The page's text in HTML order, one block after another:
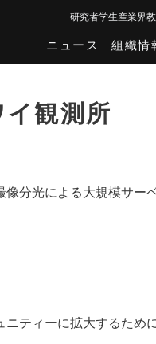
ニュース 組織情
研究者学生産業界
観測所
分光による大規模サー
ティーに拡大するため